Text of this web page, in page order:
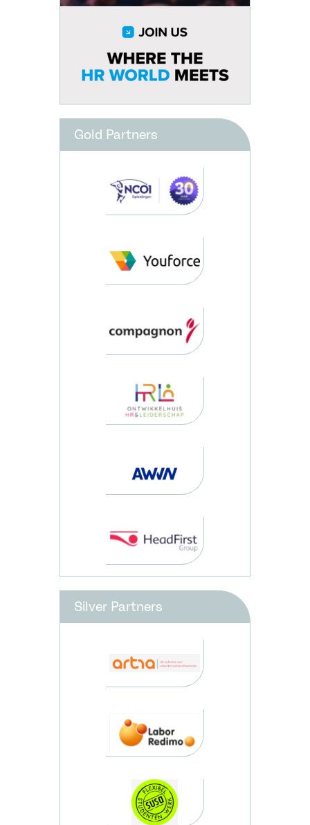
Gold Partners
Silver Partners